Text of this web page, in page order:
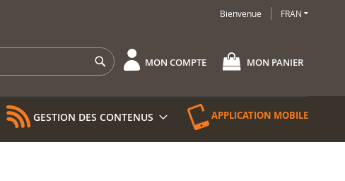
LANGUE
FRAN
Bienvenue
MON COMPTE MON PANIER
Rechercher
APPLICATION MOBILE
GESTION DES CONTENUS